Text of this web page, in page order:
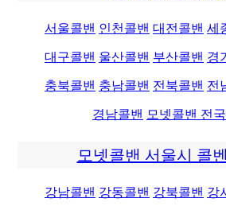
서울콜밴 인천콜밴 대전콜밴 세
대구콜밴 울산콜밴 부산콜밴 경
충북콜밴 충남콜밴 전북콜밴 전
경남콜밴 모넷콜밴 전
모넷콜밴 서울시 콜
강남콜밴 강동콜밴 강북콜밴 강